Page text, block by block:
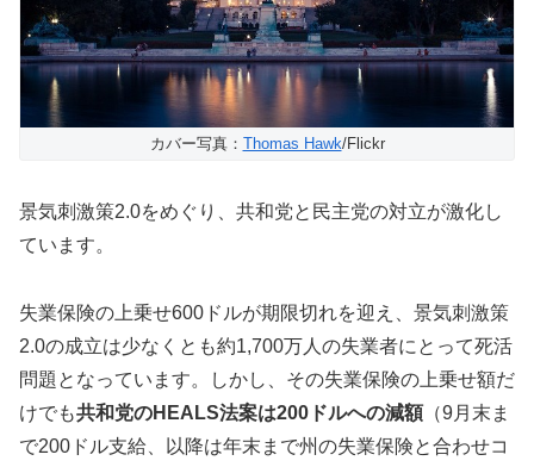
カバー写真： Thomas Hawk/Flickr
景気刺激策2.0をめぐり、共和党と民主党の対立が激化し
ています。
失業保険の上乗せ600ドルが期限切れを迎え、景気刺激策
2.0の成立は少なくとも約1,700万人の失業者にとって死活
問題となっています。しかし、その失業保険の上乗せ額だ
けでも共和党のHEALS法案は200ドルへの減額（9月末ま
で200ドル支給、以降は年末まで州の失業保険と合わせコ